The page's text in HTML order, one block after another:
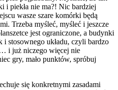
i piekła nie ma?! Nic bardziej
wasze szare komórki będą
Trzeba myśleć, myśleć i jeszcze
jest ograniczone, a budynki
stosownego układu, czyli bardzo
i już niczego więcej nie
gry, mało punktów, spróbuj
się konkretnymi zasadami